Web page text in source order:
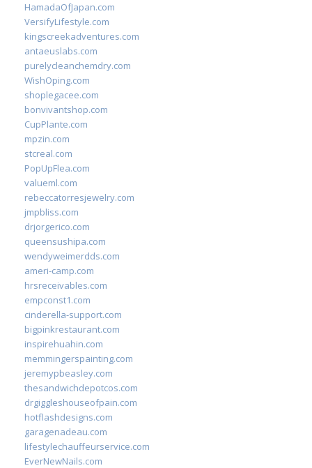
HamadaOfJapan.com
VersifyLifestyle.com
kingscreekadventures.com
antaeuslabs.com
purelycleanchemdry.com
WishOping.com
shoplegacee.com
bonvivantshop.com
CupPlante.com
mpzin.com
stcreal.com
PopUpFlea.com
valueml.com
rebeccatorresjewelry.com
jmpbliss.com
drjorgerico.com
queensushipa.com
wendyweimerdds.com
ameri-camp.com
hrsreceivables.com
empconst1.com
cinderella-support.com
bigpinkrestaurant.com
inspirehuahin.com
memmingerspainting.com
jeremypbeasley.com
thesandwichdepotcos.com
drgiggleshouseofpain.com
hotflashdesigns.com
garagenadeau.com
lifestylechauffeurservice.com
EverNewNails.com